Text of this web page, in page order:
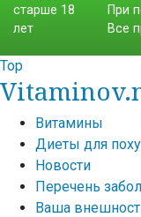
При
Все
Top
Витамины
Диеты для
Новости
Перечень
Ваша